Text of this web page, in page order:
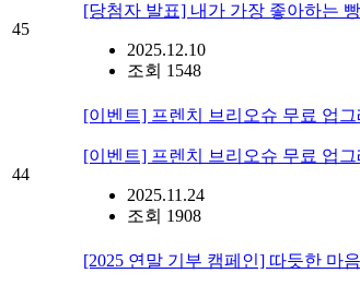
45
[당첨자 발표] 내가 가장 좋아하는
2025.12.10
조회 1548
44
[이벤트] 프렌치 브리오슈 무료 업
[이벤트] 프렌치 브리오슈 무료 업
2025.11.24
조회 1908
[2025 연말 기부 캠페인] 따듯한 마